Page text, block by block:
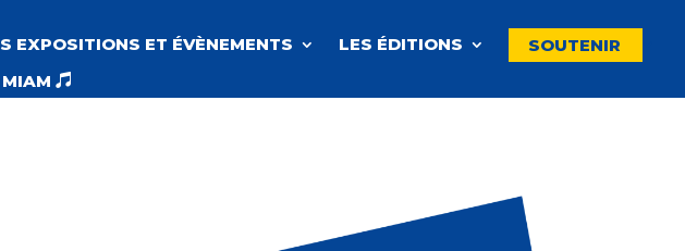
EXPOSITIONS ET ÉVÈNEMENTS LES ÉDITIONS
SOUTENIR
MIAM